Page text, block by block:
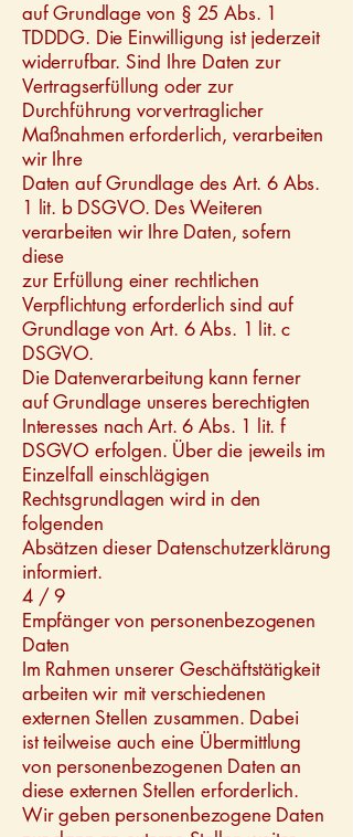
auf Grundlage von § 25 Abs. 1
TDDDG. Die Einwilligung ist jederzeit
widerrufbar. Sind Ihre Daten zur
Vertragserfüllung oder zur
Durchführung vorvertraglicher
Maßnahmen erforderlich, verarbeiten
wir Ihre
Daten auf Grundlage des Art. 6 Abs.
1 lit. b DSGVO. Des Weiteren
verarbeiten wir Ihre Daten, sofern
diese
zur Erfüllung einer rechtlichen
Verpflichtung erforderlich sind auf
Grundlage von Art. 6 Abs. 1 lit. c
DSGVO.
Die Datenverarbeitung kann ferner
auf Grundlage unseres berechtigten
Interesses nach Art. 6 Abs. 1 lit. f
DSGVO erfolgen. Über die jeweils im
Einzelfall einschlägigen
Rechtsgrundlagen wird in den
folgenden
Absätzen dieser Datenschutzerklärung
informiert.
4 / 9
Empfänger von personenbezogenen
Daten
Im Rahmen unserer Geschäftstätigkeit
arbeiten wir mit verschiedenen
externen Stellen zusammen. Dabei
ist teilweise auch eine Übermittlung
von personenbezogenen Daten an
diese externen Stellen erforderlich.
Wir geben personenbezogene Daten